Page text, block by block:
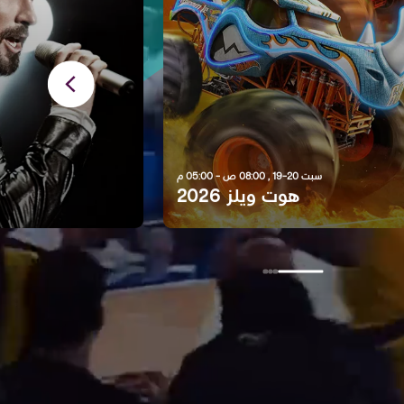
سبت 20-19 , 08:00 ص - ‏05:00 م
هوت ويلز 2026